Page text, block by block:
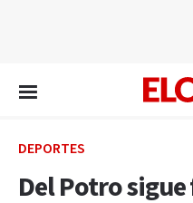
DEPORTES
Del Potro